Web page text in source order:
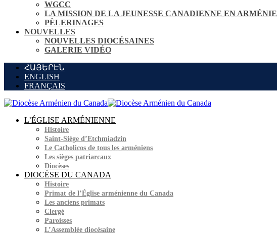
WGCC
LA MISSION DE LA JEUNESSE CANADIENNE EN ARMÉNIE
PÈLERINAGES
NOUVELLES
NOUVELLES DIOCÉSAINES
GALERIE VIDÉO
ՀԱՅԵՐԷՆ
ENGLISH
FRANÇAIS
L’ÉGLISE ARMÉNIENNE
Histoire
Saint-Siège d’Etchmiadzin
Le Catholicos de tous les arméniens
Les sièges patriarcaux
Diocèses
DIOCÈSE DU CANADA
Histoire
Primat de l’Église arménienne du Canada
Les anciens primats
Clergé
Paroisses
L’Assemblée diocésaine